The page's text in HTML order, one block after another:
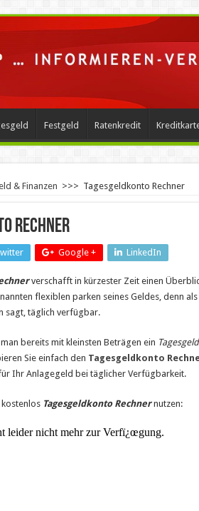
Festgeld Ratenkredit
& Finanzen >>> Tagesgeldkonto Rechner
Rechner
Google + LinkedIn
verschafft in kürzester Zeit einen
flexiblen parken seines Geldes, denn
sagt, täglich verfügbar.
bereits mit kleinsten Beträgen ein
Sie einfach den Tagesgeldkonto
Ihr Anlagegeld bei täglicher Verfügbarkeit.
kostenlos Tagesgeldkonto Rechnernutzen: